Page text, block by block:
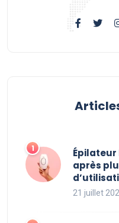
Épilateur
après
21 juillet